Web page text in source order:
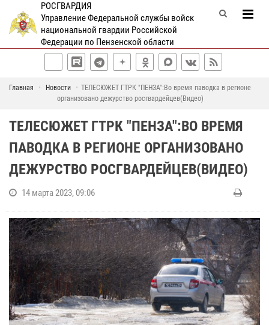
РОСГВАРДИЯ
Управление Федеральной службы войск
национальной гвардии Российской
Федерации по Пензенской области
Главная Новости
ТЕЛЕСЮЖЕТ ГТРК "ПЕНЗА":Во время паводка в регионе
организовано дежурство росгвардейцев(Видео)
ТЕЛЕСЮЖЕТ ГТРК "ПЕНЗА":ВО ВРЕМЯ
ПАВОДКА В РЕГИОНЕ ОРГАНИЗОВАНО
ДЕЖУРСТВО РОСГВАРДЕЙЦЕВ(ВИДЕО)
14 марта 2023, 09:06